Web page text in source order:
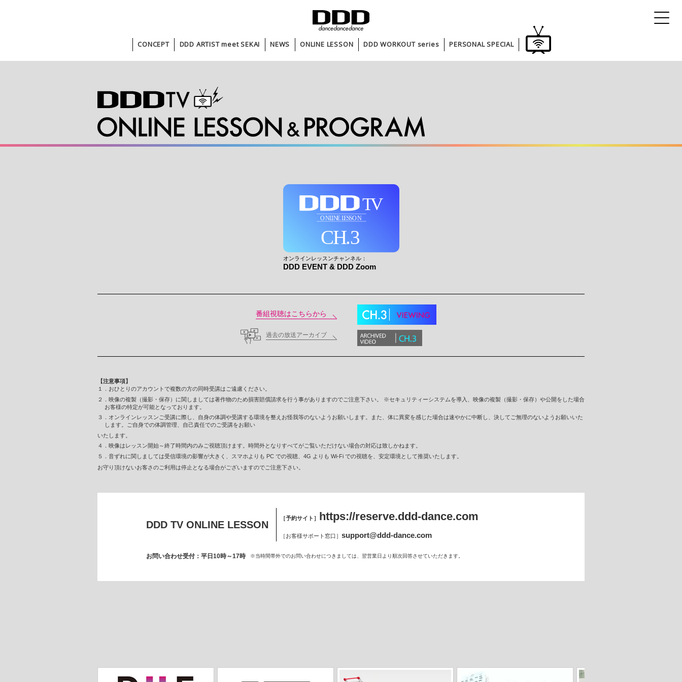
CONCEPT DDD ARTIST meet SEKAI NEWS ONLINE LESSON DDD WORKOUT series PERSONAL SPECIAL
オンラインレッスンチャンネル：
DDD EVENT & DDD Zoom
番組視聴はこちらから
過去の放送アーカイブ
【注意事項】
１．おひとりのアカウントで複数の方の同時受講はご遠慮ください。
２．映像の複製（撮影・保存）に関しましては著作物のため損害賠償請求を行う事がありますのでご注意下さい。 ※セキュリティーシステムを導入、映像の複製（撮影・保存）や公開をした場合
お客様の特定が可能となっております。
３．オンラインレッスンご受講に際し、自身の体調や受講する環境を整えお怪我等のないようお願いします。また、体に異変を感じた場合は速やかに中断し、決してご無理のないようお願いいた
します。ご自身での体調管理、自己責任でのご受講をお願い
いたします。
４．映像はレッスン開始～終了時間内のみご視聴頂けます。時間外となりすべてがご覧いただけない場合の対応は致しかねます。
５．音ずれに関しましては受信環境の影響が大きく、スマホよりも PC での視聴、4G よりも Wi-Fi での視聴を、安定環境として推奨いたします。
お守り頂けないお客さのご利用は停止となる場合がございますのでご注意下さい。
DDD TV ONLINE LESSON
［予約サイト］ https://reserve.ddd-dance.com
［お客様サポート窓口］ support@ddd-dance.com
お問い合わせ受付：平日10時～17時 ※当時間帯外でのお問い合わせにつきましては、翌営業日より順次回答させていただきます。